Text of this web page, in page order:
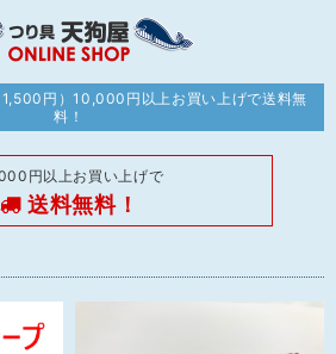
円）10,000円以上お買い上げで送料無
料！
円以上お買い上げで
送料無料！